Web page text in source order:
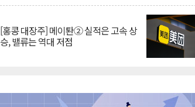
[홍콩 대장주] 메이퇀② 실적은 고속 상
승, 밸류는 역대 저점